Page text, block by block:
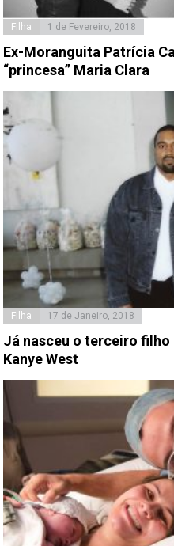
Filha 1 de Fevereiro, 2018
Ex-Moranguita Patrícia
“princesa” Maria Clara
Filha 17 de Janeiro, 2018
Já nasceu o terceiro filho
Kanye West